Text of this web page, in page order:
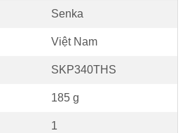
Senka
Việt Nam
SKP340THS
185 g
1